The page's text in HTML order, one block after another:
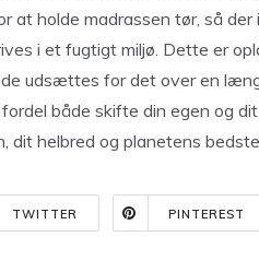
at holde madrassen tør, så der
i et fugtigt miljø. Dette er
udsættes for det over en
både skifte din egen og
dit helbred og planetens
TWITTER PINTEREST